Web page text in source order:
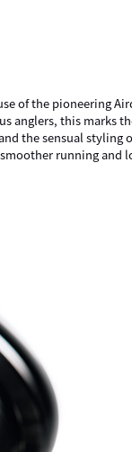
of the pioneering
anglers, this marks
the sensual styling
running and